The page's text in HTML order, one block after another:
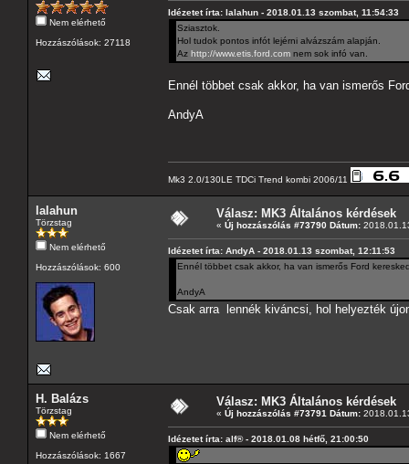
Nem elérhető
Hozzászólások: 27118
Idézetet írta: lalahun - 2018.01.13 szombat, 11:54:33
Sziasztok.
Hol tudok pontos infót lejérni alvázszám alapján.
Az http://www.etis.ford.com nem sok infó van.
Ennél többet csak akkor, ha van ismerős
AndyA
Mk3 2.0/130LE TDCi Trend kombi 2006/11
lalahun
Törzstag
Nem elérhető
Hozzászólások: 600
Válasz: MK3 Általános kérdések
« Új hozzászólás #73790 Dátum:
Idézetet írta: AndyA - 2018.01.13 szombat, 12:11:53
Ennél többet csak akkor, ha van ismerős Ford
AndyA
Csak arra lennék kiváncsi, hol helyezték
H. Balázs
Törzstag
Nem elérhető
Hozzászólások: 1667
Válasz: MK3 Általános kérdések
« Új hozzászólás #73791 Dátum:
Idézetet írta: alf® - 2018.01.08 hétfő, 21:00:50